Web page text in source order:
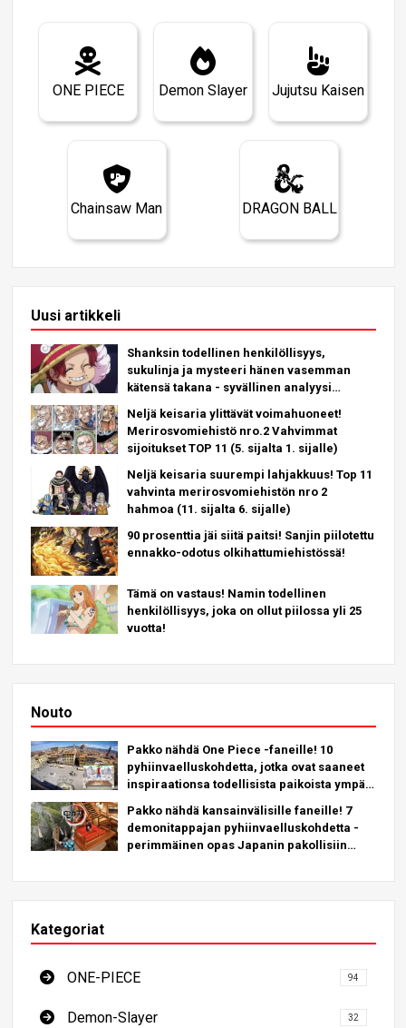
ONE PIECE Demon Slayer Jujutsu Kaisen
Chainsaw Man DRAGON BALL
Uusi artikkeli
Shanksin todellinen henkilöllisyys,
sukulinja ja mysteeri hänen vasemman
kätensä takana - syvällinen analyysi
Neljä keisaria ylittävät voimahuoneet!
Merirosvomiehistö nro.2 Vahvimmat
sijoitukset TOP 11 (5. sijalta 1. sijalle)
Neljä keisaria suurempi lahjakkuus! Top 11
vahvinta merirosvomiehistön nro 2
hahmoa (11. sijalta 6. sijalle)
90 prosenttia jäi siitä paitsi! Sanjin piilotettu
ennakko-odotus olkihattumiehistössä!
Tämä on vastaus! Namin todellinen
henkilöllisyys, joka on ollut piilossa yli 25
vuotta!
Nouto
Pakko nähdä One Piece -faneille! 10
pyhiinvaelluskohdetta, jotka ovat saaneet
inspiraationsa todellisista paikoista ympäri
Pakko nähdä kansainvälisille faneille! 7
demonitappajan pyhiinvaelluskohdetta -
perimmäinen opas Japanin pakollisiin
Kategoriat
ONE-PIECE 94
Demon-Slayer 32